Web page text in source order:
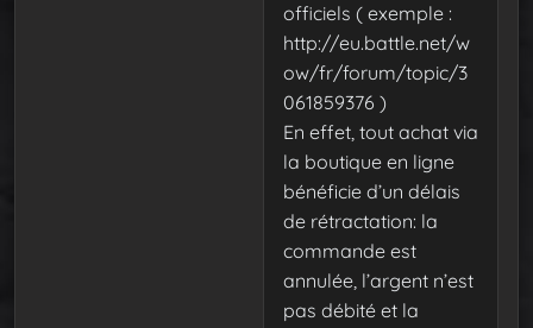
officiels ( exemple :
http://eu.battle.net/w
ow/fr/forum/topic/3
061859376 )
En effet, tout achat via
la boutique en ligne
bénéficie d’un délais
de rétractation: la
commande est
annulée, l’argent n’est
pas débité et la